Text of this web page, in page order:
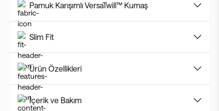
Pamuk Karışımlı VersaTwill™ Kumaş
Slim Fit
Ürün Özellikleri
İçerik ve Bakım